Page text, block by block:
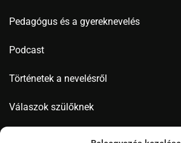
Pedagógus és a gyereknevelés
Podcast
Történetek a nevelésről
Válaszok szülőknek